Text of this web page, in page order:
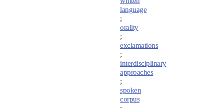
language
;
orality
;
exclamations
;
interdisciplinary
approaches
;
spoken
corpus